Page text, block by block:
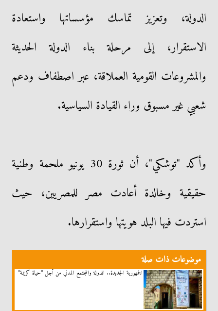
الدولة، وتعزيز تماسك مؤسساتها واستعادة
الاستقرار، إلى مرحلة بناء الدولة الحديثة
والمشروعات القومية العملاقة، عبر اصطفاف ودعم
شعبي غير مسبوق وراء القيادة السياسية.
وأكد "توشكي"، أن ثورة 30 يونيو ملحمة وطنية
حقيقية وخالدة أعادت مصر للمصريين، حيث
استردت فيها البلد هويتها واستقرارها.
موضوعات ذات صلة
الجمهورية الجديدة.. الدولة والمجتمع المدني من أجل ”حياة كريمة”